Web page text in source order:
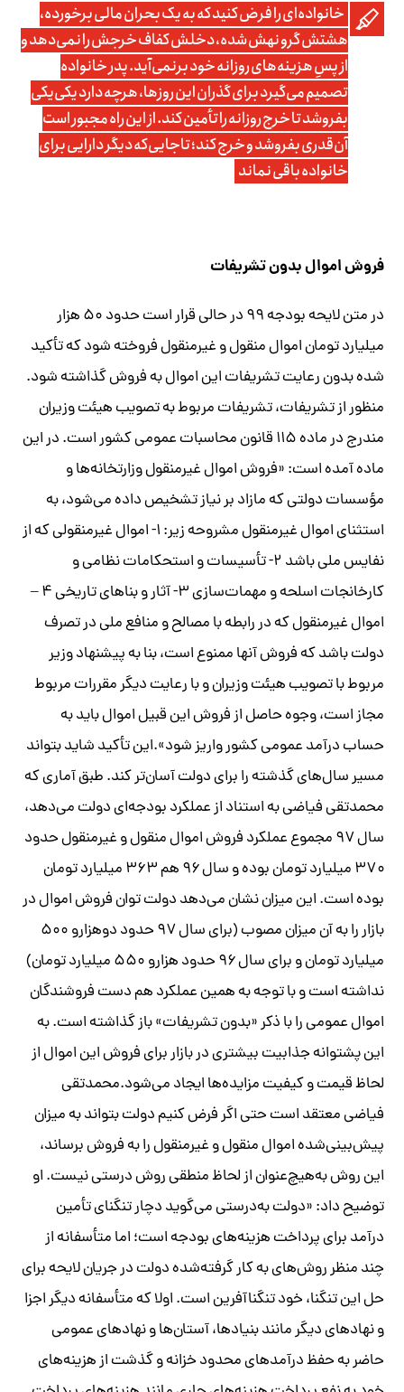
خانواده‌ای را فرض کنید که به یک بحران مالی برخورده،
هشتش گرو نهش شده، دخلش کفاف خرجش را نمی‌دهد و
از پسِ هزینه‌های روزانه خود برنمی‌آید. پدر خانواده
تصمیم می‌گیرد برای گذران این روزها، هرچه دارد یکی‌یکی
بفروشد تا خرج روزانه را تأمین کند. از این راه مجبور است
آن‌قدری بفروشد و خرج کند؛ تاجایی‌که دیگر دارایی برای
خانواده باقی نماند
فروش اموال بدون تشریفات
در متن لایحه بودجه ۹۹ در حالی قرار است حدود ۵۰ هزار
میلیارد تومان اموال منقول و غیرمنقول فروخته شود که تأکید
شده بدون رعایت تشریفات این اموال به فروش گذاشته شود.
منظور از تشریفات، تشریفات مربوط به تصویب هیئت وزیران
مندرج در ماده ۱۱۵ قانون محاسبات عمومی کشور است. در این
ماده آمده است: «فروش اموال غیر‌منقول وزارتخانه‌ها و
مؤسسات دولتی که مازاد بر نیاز تشخیص داده می‌شود، به
استثنای اموال غیر‌منقول مشروحه زیر: ۱- اموال غیر‌منقولی که از
نفایس ملی باشد ۲- تأسیسات و استحکامات نظامی و
کارخانجات اسلحه و مهمات‌سازی ۳- آثار و بناهای تاریخی ۴ –
اموال غیر‌منقول که در رابطه با مصالح و منافع ملی در تصرف
دولت باشد که فروش آنها ممنوع است، بنا به پیشنهاد وزیر
مربوط با تصویب‌ هیئت وزیران و با رعایت دیگر مقررات مربوط
مجاز است، وجوه حاصل از فروش این قبیل اموال باید به
حساب درآمد عمومی کشور واریز شود».این تأکید شاید بتواند
مسیر سال‌های گذشته را برای دولت آسان‌تر کند. طبق آماری که
محمدتقی فیاضی به استناد از عملکرد بودجه‌ای دولت می‌دهد،
سال ۹۷ مجموع عملکرد فروش اموال منقول و غیر‌منقول حدود
۳۷۰ میلیارد تومان بوده و سال ۹۶ هم ۳۶۳ میلیارد تومان
بوده است. این میزان نشان می‌دهد دولت توان فروش اموال در
بازار را به آن میزان مصوب (برای سال ۹۷ حدود دو‌هزار‌و ۵۰۰
میلیارد تومان و برای سال ۹۶ حدود هزار‌و ۵۵۰ میلیارد تومان)
نداشته است و با توجه به همین عملکرد هم دست فروشندگان
اموال عمومی را با ذکر «بدون تشریفات» باز گذاشته است. به
این پشتوانه جذابیت بیشتری در بازار برای فروش این اموال از
لحاظ قیمت و کیفیت مزایده‌ها ایجاد می‌شود.محمدتقی
فیاضی معتقد است حتی اگر فرض کنیم دولت بتواند به میزان
پیش‌بینی‌شده اموال منقول و غیر‌منقول را به فروش برساند،
این روش به‌هیچ‌عنوان از لحاظ منطقی روش درستی نیست. او
توضیح داد: «دولت به‌درستی می‌گوید دچار تنگنای تأمین
درآمد برای پرداخت هزینه‌های بودجه است؛ اما متأسفانه از
چند منظر روش‌های به ‌کار گرفته‌شده دولت در جریان لایحه برای
حل این تنگنا، خود تنگنا‌آفرین است. اولا که متأسفانه دیگر اجزا
و نهادهای دیگر مانند بنیادها، آستان‌ها و نهادهای عمومی
حاضر به حفظ درآمدهای محدود خزانه و گذشت از هزینه‌های